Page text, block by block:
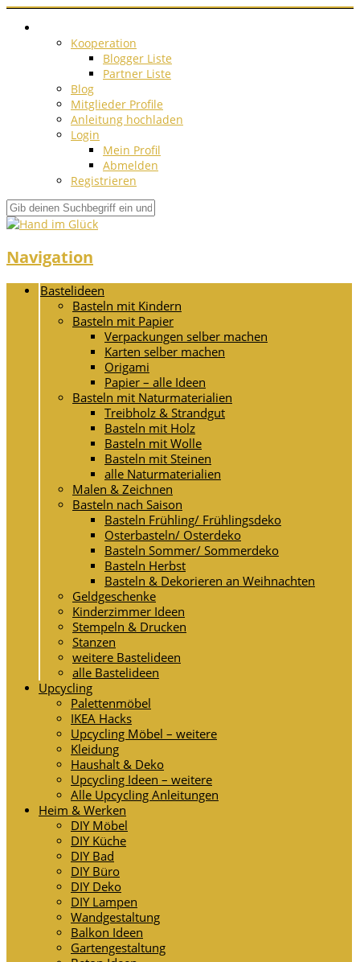
Kooperation
Blogger Liste
Partner Liste
Blog
Mitglieder Profile
Anleitung hochladen
Login
Mein Profil
Abmelden
Registrieren
Navigation
Bastelideen
Basteln mit Kindern
Basteln mit Papier
Verpackungen selber machen
Karten selber machen
Origami
Papier – alle Ideen
Basteln mit Naturmaterialien
Treibholz & Strandgut
Basteln mit Holz
Basteln mit Wolle
Basteln mit Steinen
alle Naturmaterialien
Malen & Zeichnen
Basteln nach Saison
Basteln Frühling/ Frühlingsdeko
Osterbasteln/ Osterdeko
Basteln Sommer/ Sommerdeko
Basteln Herbst
Basteln & Dekorieren an Weihnachten
Geldgeschenke
Kinderzimmer Ideen
Stempeln & Drucken
Stanzen
weitere Bastelideen
alle Bastelideen
Upcycling
Palettenmöbel
IKEA Hacks
Upcycling Möbel – weitere
Kleidung
Haushalt & Deko
Upcycling Ideen – weitere
Alle Upcycling Anleitungen
Heim & Werken
DIY Möbel
DIY Küche
DIY Bad
DIY Büro
DIY Deko
DIY Lampen
Wandgestaltung
Balkon Ideen
Gartengestaltung